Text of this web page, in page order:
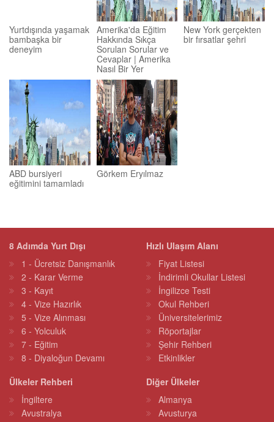
Yurtdışında yaşamak
bambaşka bir
deneyim
Amerika'da Eğitim
Hakkında Sıkça
Sorulan Sorular ve
Cevaplar | Amerika
Nasıl Bir Yer
New York gerçekten
bir fırsatlar şehri
ABD bursiyeri
eğitimini tamamladı
Görkem Eryılmaz
8 Adımda Yurt Dışı
1 - Ücretsiz Danışmanlık
2 - Karar Verme
3 - Kayıt
4 - Vize Hazırlık
5 - Vize Alınması
6 - Yolculuk
7 - Eğitim
8 - Diyaloğun Devamı
Hızlı Ulaşım Alanı
Fiyat Listesi
İndirimli Okullar Listesi
İngilizce Testi
Okul Rehberi
Üniversitelerimiz
Röportajlar
Şehir Rehberi
Etkinlikler
Ülkeler Rehberi
İngiltere
Avustralya
Diğer Ülkeler
Almanya
Avusturya